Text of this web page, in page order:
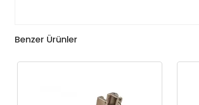
Benzer Ürünler